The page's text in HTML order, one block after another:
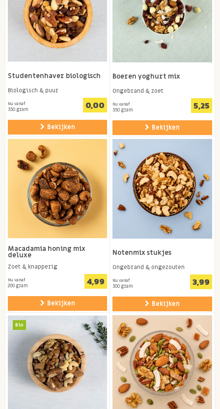
Studentenhaver biologisch
Biologisch & puur
Nu vanaf
350 gram 0,00
Bekijken
Boeren yoghurt mix
Ongebrand & zoet
Nu vanaf
350 gram 5,25
Bekijken
Macadamia honing mix
deluxe
Zoet & knapperig
Nu vanaf
200 gram 4,99
Bekijken
Notenmix stukjes
Ongebrand & ongezouten
Nu vanaf
300 gram 3,99
Bekijken
Bio